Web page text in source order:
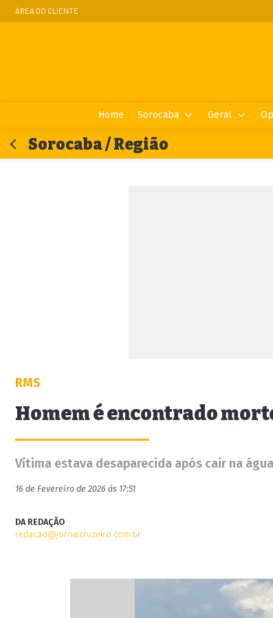
ÁREA DO CLIENTE
Home Sorocaba Geral
Sorocaba / Região
RMS
Homem é encontrado
Vítima estava desaparecida após cair na
16 de Fevereiro de 2026 às 17:51
DA REDAÇÃO
redacao@jornalcruzeiro.com.br